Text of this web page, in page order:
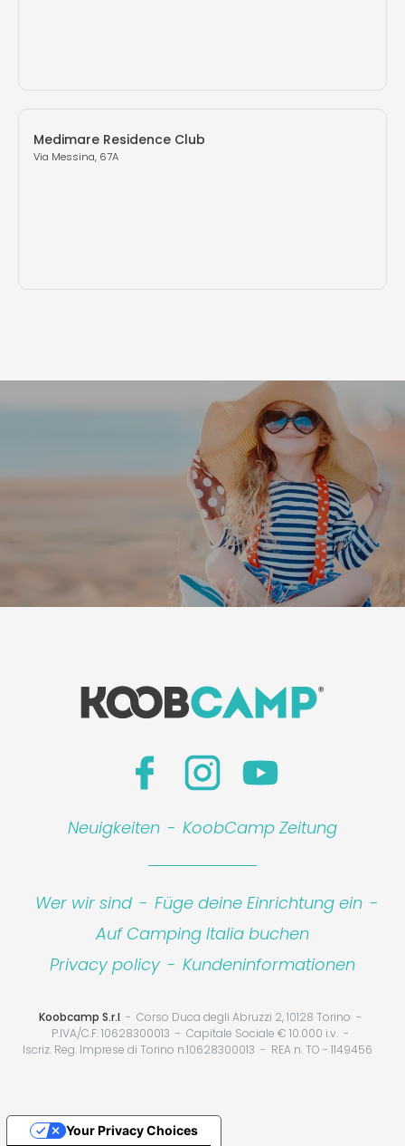
Medimare Residence Club
Via Messina, 67A
Neuigkeiten - KoobCamp Zeitung
Wer wir sind - Füge deine Einrichtung ein -
Auf Camping Italia buchen
Privacy policy - Kundeninformationen
Koobcamp S.r.l
Corso Duca degli Abruzzi 2, 10128 Torino
P.IVA/C.F. 10628300013
Capitale Sociale € 10.000 i.v.
Iscriz. Reg. Imprese di Torino n.10628300013
REA n. TO - 1149456
Your Privacy Choices